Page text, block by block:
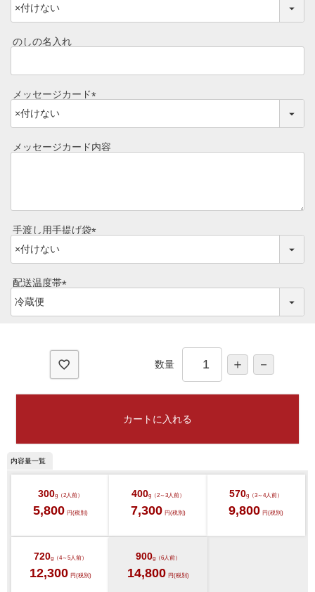
食べ方レシピ
焼き方レシピ
ご予算から選ぶ
牛肉部位一覧
プレミアムギフト
(
必
須
のしの名入れ
メッセージカード
必
須
メッセージカード内容
手渡し用手提げ袋
必
配送温度帯
必
数量
カートに入れる
300g（2人前）
5,800 円(税別)
400g（2～3人前）
7,300 円(税別)
570g（3～4人前）
9,800 円(税別)
720g（4～5人前）
12,300 円(税別)
900g（6人前）
14,800 円(税別)